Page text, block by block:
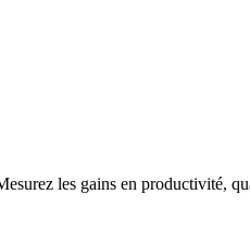
les gains en productivité,